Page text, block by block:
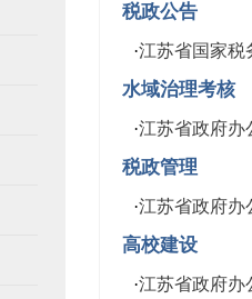
税政公告
·江苏省国家税
水域治理考核
·江苏省政府办
税政管理
·江苏省政府办
高校建设
·江苏省政府办